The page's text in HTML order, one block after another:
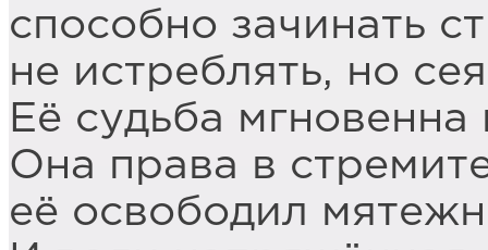
способно зачинать
не истреблять, но
Её судьба мгновенна
Она права в
её освободил